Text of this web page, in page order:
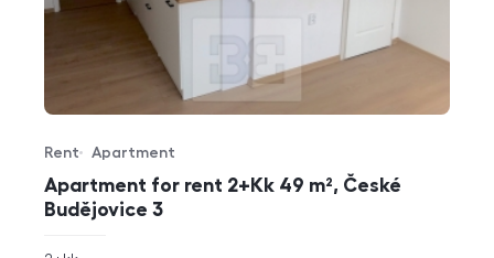
Apartment for rent 2+Kk 49 m², České
Budějovice 3
Offer type
Rent
Property type
Apartment